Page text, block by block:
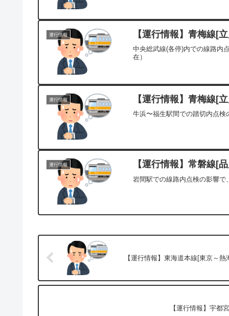
運行情報 【運行情報】青梅線[
中央総武線(各停)内での線路内
在）
運行情報 【運行情報】青梅線[
牛浜〜福生駅間での踏切内点検
運行情報 【運行情報】常磐線[
岩間駅での線路内点検の影響で
【運行情報】東海道本線[東京～熱
【運行情報】宇都